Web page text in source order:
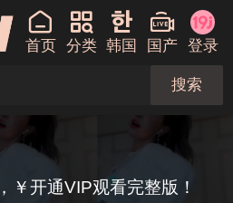
首页 分类 韩国 国产 登录
搜索
￥开通VIP观看完整版！